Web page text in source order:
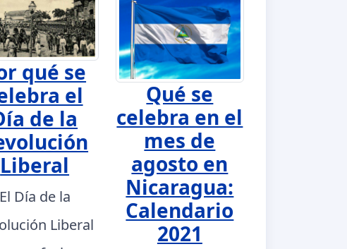
qué se
el
de la
Liberal
El Día de la
Liberal
Qué se
celebra en el
mes de
agosto en
Nicaragua:
Calendario
2021